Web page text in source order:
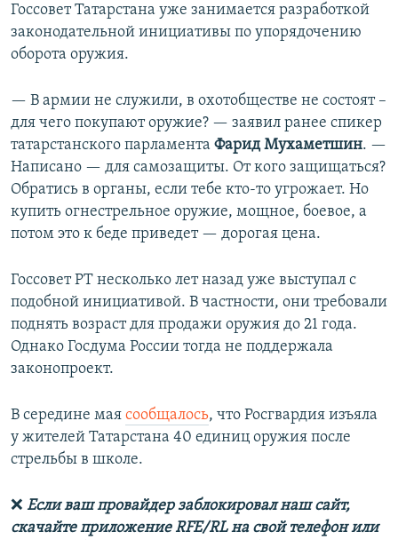
Госсовет Татарстана уже занимается разработкой
законодательной инициативы по упорядочению
оборота оружия.
— В армии не служили, в охотобществе не состоят –
для чего покупают оружие? — заявил ранее спикер
татарстанского парламента Фарид Мухаметшин. —
Написано — для самозащиты. От кого защищаться?
Обратись в органы, если тебе кто-то угрожает. Но
купить огнестрельное оружие, мощное, боевое, а
потом это к беде приведет — дорогая цена.
Госсовет РТ несколько лет назад уже выступал с
подобной инициативой. В частности, они требовали
поднять возраст для продажи оружия до 21 года.
Однако Госдума России тогда не поддержала
законопроект.
В середине мая сообщалось, что Росгвардия изъяла
у жителей Татарстана 40 единиц оружия после
стрельбы в школе.
❌ Если ваш провайдер заблокировал наш сайт,
скачайте приложение RFE/RL на свой телефон или